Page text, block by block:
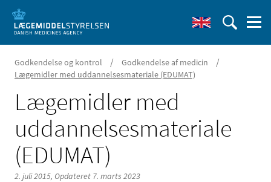
Godkendelse og kontrol / Godkendelse af medicin /
Lægemidler med uddannelsesmateriale (EDUMAT)
Lægemidler med
uddannelsesmateriale
(EDUMAT)
2. juli 2015, Opdateret 7. marts 2023